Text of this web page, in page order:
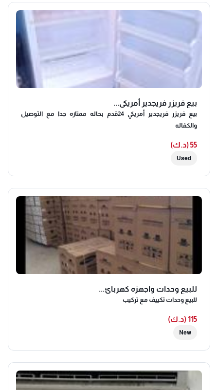
بيع فريزر فريجدير أمريكي...
بيع فريزر فريجدير أمريكي 24قدم بحاله ممتازه جدا مع التوصيل
والكفاله
55 (د.ك)
Used
للبيع وحدات واجهزه كهربائ...
للبيع وحدات تكييف مع تركيب
115 (د.ك)
New